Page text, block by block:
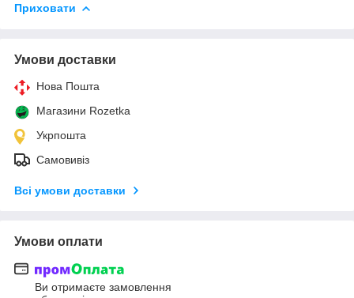
Приховати
Умови доставки
Нова Пошта
Магазини Rozetka
Укрпошта
Самовивіз
Всі умови доставки
Умови оплати
Ви отримаєте замовлення